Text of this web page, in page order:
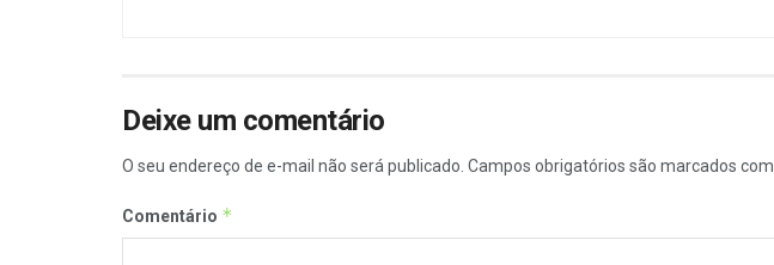
Deixe um comentário
O seu endereço de e-mail não será publicado. Campos obrigatórios são marcados com
Comentário *